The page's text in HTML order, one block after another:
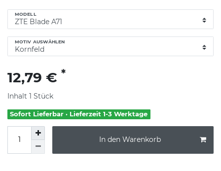
MODELL
MOTIV AUSWÄHLEN
12,79 € *
Inhalt 1 Stück
Sofort Lieferbar · Lieferzeit 1-3 Werktage
In den Warenkorb